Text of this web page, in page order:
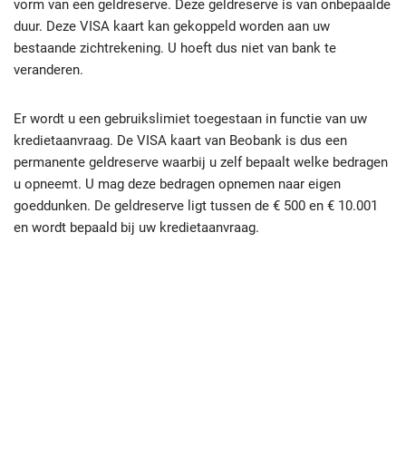
vorm van een geldreserve. Deze geldreserve is van onbepaalde
duur. Deze VISA kaart kan gekoppeld worden aan uw
bestaande zichtrekening. U hoeft dus niet van bank te
veranderen.
Er wordt u een gebruikslimiet toegestaan in functie van uw
kredietaanvraag. De VISA kaart van Beobank is dus een
permanente geldreserve waarbij u zelf bepaalt welke bedragen
u opneemt. U mag deze bedragen opnemen naar eigen
goeddunken. De geldreserve ligt tussen de € 500 en € 10.001
en wordt bepaald bij uw kredietaanvraag.